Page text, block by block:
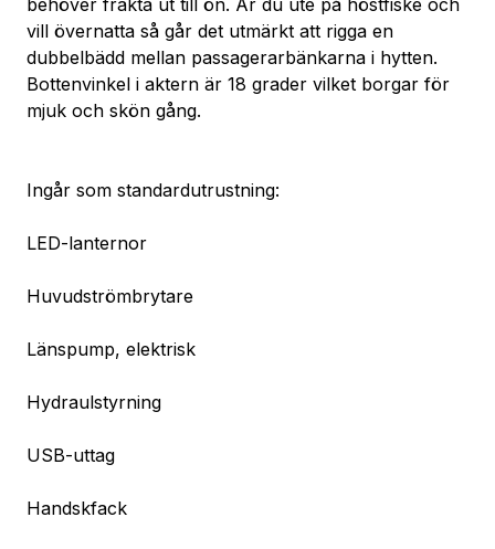
behöver frakta ut till ön. Är du ute på höstfiske och
vill övernatta så går det utmärkt att rigga en
dubbelbädd mellan passagerarbänkarna i hytten.
Bottenvinkel i aktern är 18 grader vilket borgar för
mjuk och skön gång.
Ingår som standardutrustning:
LED-lanternor
Huvudströmbrytare
Länspump, elektrisk
Hydraulstyrning
USB-uttag
Handskfack